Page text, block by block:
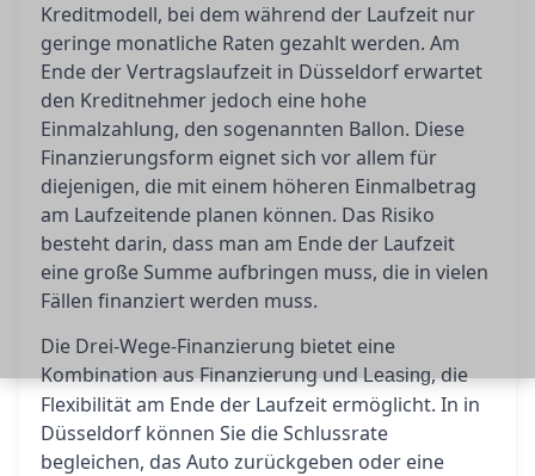
Kreditmodell, bei dem während der Laufzeit nur
geringe monatliche Raten gezahlt werden. Am
Ende der Vertragslaufzeit in Düsseldorf erwartet
den Kreditnehmer jedoch eine hohe
Einmalzahlung, den sogenannten Ballon. Diese
Finanzierungsform eignet sich vor allem für
diejenigen, die mit einem höheren Einmalbetrag
am Laufzeitende planen können. Das Risiko
besteht darin, dass man am Ende der Laufzeit
eine große Summe aufbringen muss, die in vielen
Fällen finanziert werden muss.
Die Drei-Wege-Finanzierung bietet eine
Kombination aus Finanzierung undLeasing, die
Flexibilität am Ende der Laufzeit ermöglicht. In in
Düsseldorf können Sie die Schlussrate
begleichen, das Auto zurückgeben oder eine